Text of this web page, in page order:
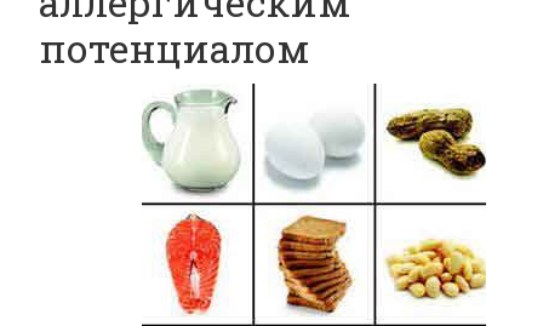
потенциалом